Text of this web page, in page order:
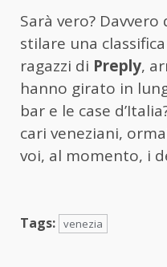
Sarà vero?
stilare una
ragazzi di Preply,
hanno girato in
bar e le case
cari veneziani,
voi, al momento, i
Tags: venezia